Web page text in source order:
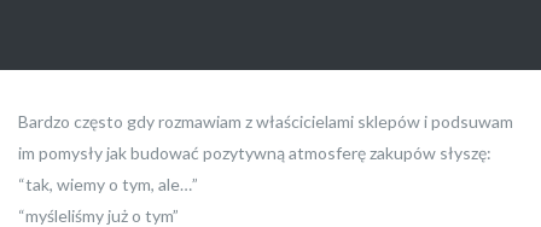
Bardzo często gdy rozmawiam z właścicielami sklepów i podsuwam
im pomysły jak budować pozytywną atmosferę zakupów słyszę:
“tak, wiemy o tym, ale…”
“myśleliśmy już o tym”